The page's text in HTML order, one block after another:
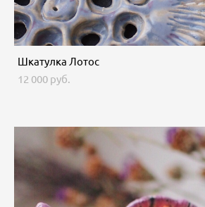
Шкатулка Лотос
12 000 pуб.